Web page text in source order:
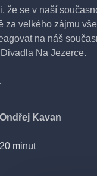
že se v naší
za velkého zájmu
na náš
Na Jezerce.
Ondřej Kavan
Kristýna
minut